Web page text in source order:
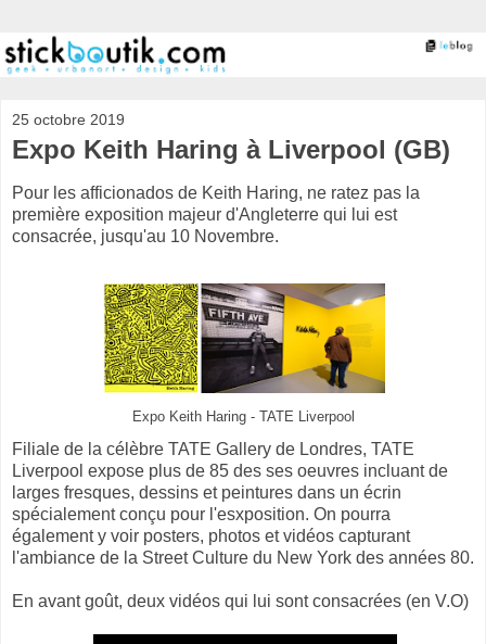
25 octobre 2019
Expo Keith Haring à Liverpool (GB)
Pour les afficionados de Keith Haring, ne ratez pas la
première exposition majeur d'Angleterre qui lui est
consacrée, jusqu'au 10 Novembre.
Expo Keith Haring - TATE Liverpool
Filiale de la célèbre TATE Gallery de Londres, TATE
Liverpool expose plus de 85 des ses oeuvres incluant de
larges fresques, dessins et peintures dans un écrin
spécialement conçu pour l'esxposition. On pourra
également y voir posters, photos et vidéos capturant
l'ambiance de la Street Culture du New York des années 80.
En avant goût, deux vidéos qui lui sont consacrées (en V.O)